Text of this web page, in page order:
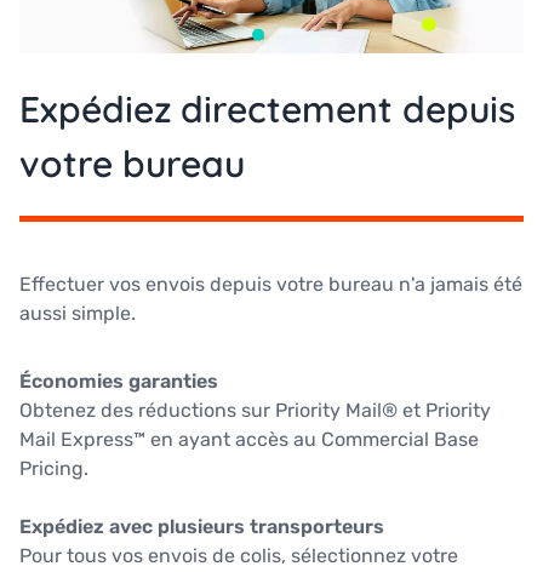
Expédiez directement depuis
votre bureau
Effectuer vos envois depuis votre bureau n'a jamais été
aussi simple.
Économies garanties
Obtenez des réductions sur Priority Mail® et Priority
Mail Express™ en ayant accès au Commercial Base
Pricing.
Expédiez avec plusieurs transporteurs
Pour tous vos envois de colis, sélectionnez votre